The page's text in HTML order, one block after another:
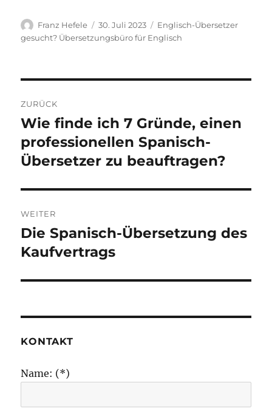
Autor
Franz Hefele
Veröffentlicht
am
30. Juli 2023 Kategorien
Englisch-Übersetzer
gesucht? Übersetzungsbüro für Englisch
ZURÜCK
Vorheriger
Beitrag:
Wie finde ich 7 Gründe, einen
professionellen Spanisch-
Übersetzer zu beauftragen?
WEITER
Nächster
Beitrag:
Die Spanisch-Übersetzung des
Kaufvertrags
KONTAKT
Name: (*)